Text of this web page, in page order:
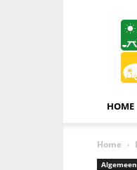
HOME
Home